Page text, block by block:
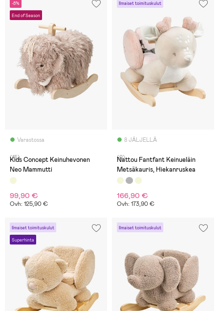
-8%
End of Season
Varastossa
(15)
Kids Concept Keinuhevonen
Neo Mammutti
99,90 €
Ovh: 125,90 €
Ilmaiset toimituskulut
8 JÄLJELLÄ
(0)
Nattou Fantfant Keinueläin
Metsäkauris, Hiekanruskea
166,90 €
Ovh: 173,90 €
Ilmaiset toimituskulut
Superhinta
Ilmaiset toimituskulut